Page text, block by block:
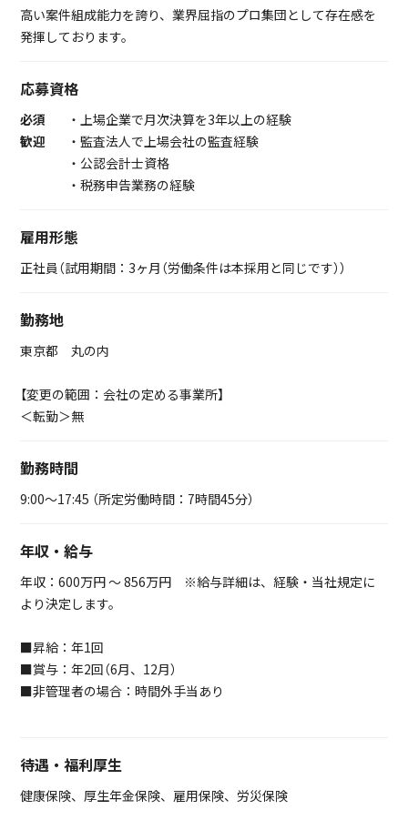
高い案件組成能力を誇り、業界屈指のプロ集団として存在感を
発揮しております。
応募資格
必須
・上場企業で月次決算を3年以上の経験
歓迎
・監査法人で上場会社の監査経験
・公認会計士資格
・税務申告業務の経験
雇用形態
正社員（試用期間：3ヶ月（労働条件は本採用と同じです））
勤務地
東京都 丸の内
【変更の範囲：会社の定める事業所】
＜転勤＞無
勤務時間
9:00～17:45 （所定労働時間：7時間45分）
年収・給与
年収：600万円 ～ 856万円 ※給与詳細は、経験・当社規定に
より決定します。
■昇給：年1回
■賞与：年2回（6月、12月）
■非管理者の場合：時間外手当あり
待遇・福利厚生
健康保険、厚生年金保険、雇用保険、労災保険